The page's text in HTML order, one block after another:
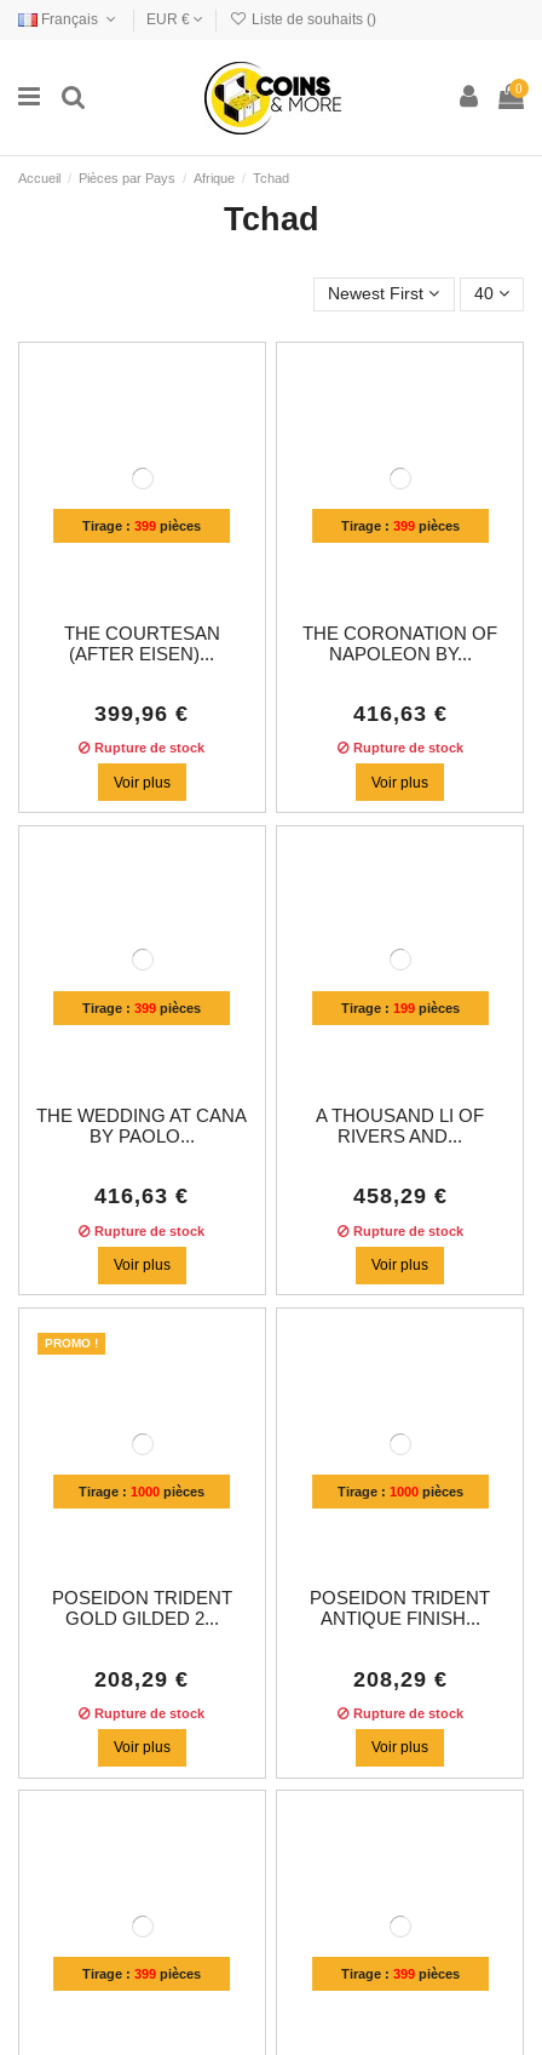
Français EUR € Liste de souhaits ()
0
Accueil Pièces par Pays Afrique Tchad
Tchad
Newest First 40
Tirage :399 pièces
THE COURTESAN
(AFTER EISEN)...
399,96 €
Rupture de stock
Voir plus
Tirage : 399pièces
THE CORONATION OF
NAPOLEON BY...
416,63 €
Rupture de stock
Voir plus
Tirage :399 pièces
THE WEDDING AT CANA
BY PAOLO...
416,63 €
Rupture de stock
Voir plus
Tirage : 199pièces
A THOUSAND LI OF
RIVERS AND...
458,29 €
Rupture de stock
Voir plus
Tirage :1000 pièces
PROMO !
POSEIDON TRIDENT
GOLD GILDED 2...
208,29 €
Rupture de stock
Voir plus
Tirage : 1000pièces
POSEIDON TRIDENT
ANTIQUE FINISH...
208,29 €
Rupture de stock
Voir plus
Tirage :399 pièces Tirage : 399pièces